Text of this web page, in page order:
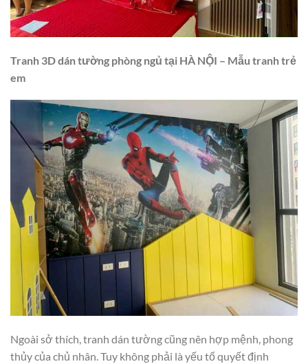
Tranh 3D dán tường phòng ngủ tại HÀ NỘI – Mẫu tranh trẻ
em
Ngoài sở thích, tranh dán tường cũng nên hợp mệnh, phong
thủy của chủ nhân. Tuy không phải là yếu tố quyết định